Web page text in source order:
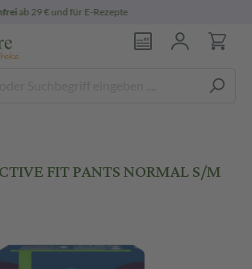
persönliche
FIT PANTS NORMAL S/M